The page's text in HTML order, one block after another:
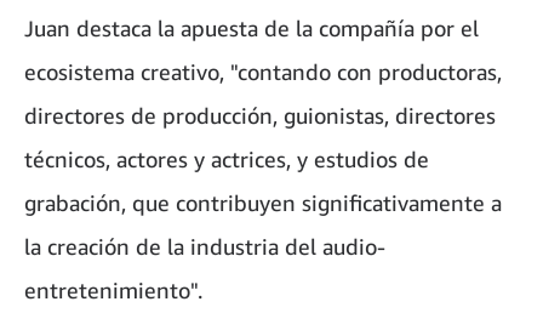
Juan destaca la apuesta de la compañía por el
ecosistema creativo, "contando con productoras,
directores de producción, guionistas, directores
técnicos, actores y actrices, y estudios de
grabación, que contribuyen significativamente a
la creación de la industria del audio-
entretenimiento".